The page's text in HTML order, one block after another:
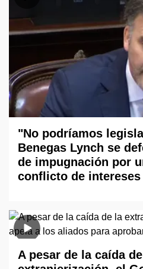
"No podríamos
Benegas Lynch se
de impugnación por
conflicto de intereses
A pesar de la caída